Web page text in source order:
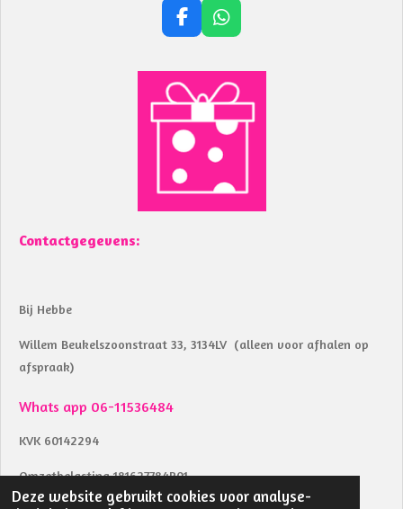
Deze website gebruikt cookies voor analyse-
F
a
e
b
o
o
k
W
h
t
A
p
p
Contactgegevens:
Bij Hebbe
Willem Beukelszoonstraat 33, 3134LV (alleen voor afhalen op
afspraak)
Whats app 06-11536484
KVK 60142294
Omzetbelasting 181627784B01